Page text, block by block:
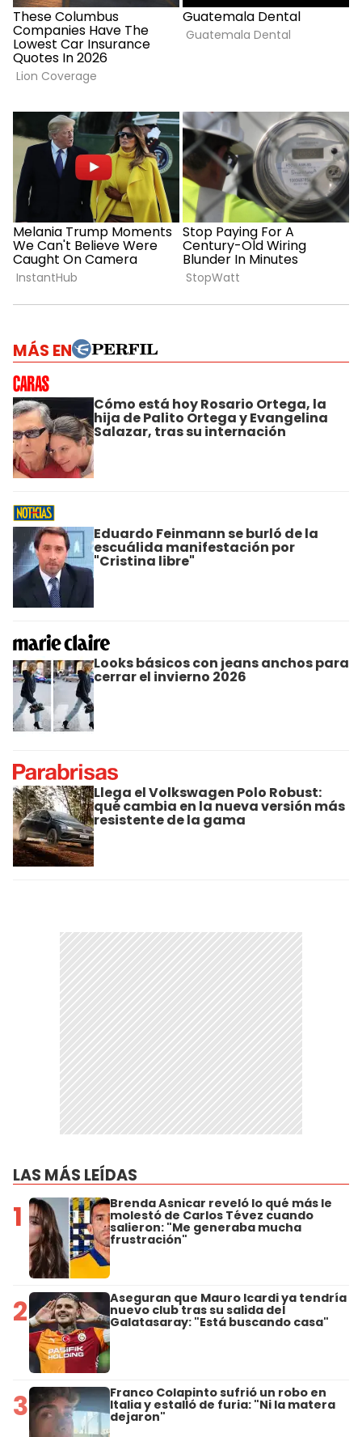
MÁS EN
Cómo está hoy Rosario Ortega, la
hija de Palito Ortega y Evangelina
Salazar, tras su internación
Eduardo Feinmann se burló de la
escuálida manifestación por
"Cristina libre"
Looks básicos con jeans anchos para
cerrar el invierno 2026
Llega el Volkswagen Polo Robust:
qué cambia en la nueva versión más
resistente de la gama
LAS MÁS LEÍDAS
1 Brenda Asnicar reveló lo qué más le
molestó de Carlos Tévez cuando
salieron: "Me generaba mucha
frustración"
2 Aseguran que Mauro Icardi ya tendría
nuevo club tras su salida del
Galatasaray: "Está buscando casa"
3 Franco Colapinto sufrió un robo en
Italia y estalló de furia: "Ni la matera
dejaron"